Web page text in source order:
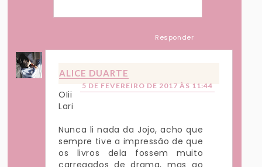
Responder
ALICE DUARTE
5 DE FEVEREIRO DE 2017 ÀS 11:44
OIii
Lari
Nunca li nada da Jojo, acho que
sempre tive a impressão de que
os livros dela fossem muito
carregados de drama, mas ao